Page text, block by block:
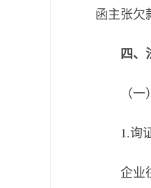
函主张欠
四、
（
1.询
企业